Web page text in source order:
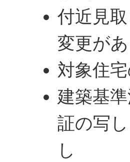
付近見
変更があ
対象住
建築基
証の写
し